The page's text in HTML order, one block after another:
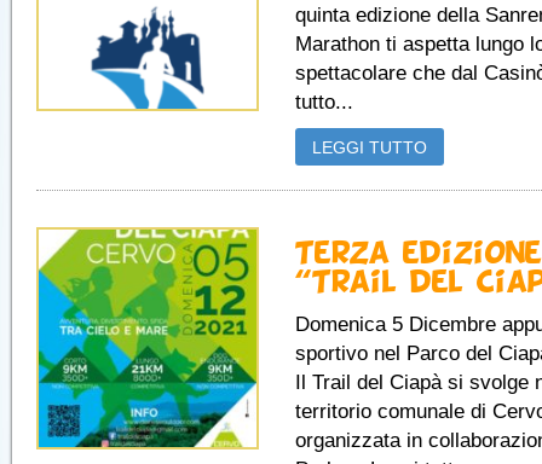
quinta edizione della
Marathon ti aspetta lungo
spettacolare che dal
tutto...
LEGGI TUTTO
Terza
“Trail del
Domenica 5 Dicembre
sportivo nel Parco del
Il Trail del Ciapà si svolge
territorio comunale di
organizzata in